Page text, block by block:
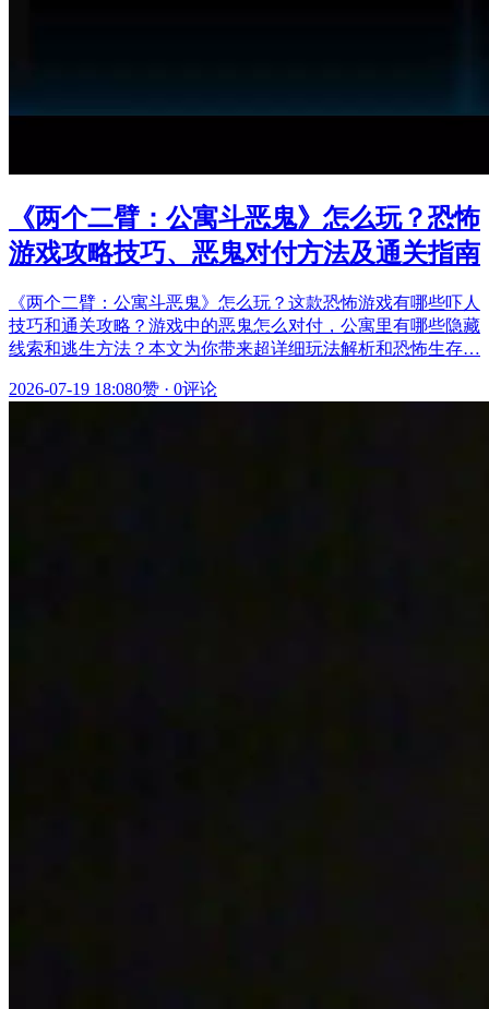
《两个二臂：公寓斗恶鬼》怎么玩？恐怖
游戏攻略技巧、恶鬼对付方法及通关指南
《两个二臂：公寓斗恶鬼》怎么玩？这款恐怖游戏有哪些吓人
技巧和通关攻略？游戏中的恶鬼怎么对付，公寓里有哪些隐藏
线索和逃生方法？本文为你带来超详细玩法解析和恐怖生存…
2026-07-19 18:080赞 · 0评论